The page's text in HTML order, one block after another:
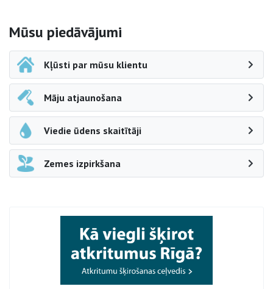
Sāna navigācija
Mūsu piedāvājumi
Kļūsti par mūsu klientu
Māju atjaunošana
Viedie ūdens skaitītāji
Zemes izpirkšana